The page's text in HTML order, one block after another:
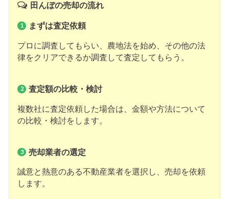
田んぼの売却の流れ
まずは査定依頼
プロに調査してもらい、農地法を始め、その他の法
律をクリアできるか調査して査定してもらう。
査定額の比較・検討
複数社に査定依頼した場合は、金額や方法について
の比較・検討をします。
売却業者の選定
誠意と熱意のある不動産業者を選択し、売却を依頼
します。